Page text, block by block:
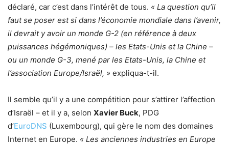
déclaré, car c’est dans l’intérêt de tous. « La question qu’il
faut se poser est si dans l’économie mondiale dans l’avenir,
il devrait y avoir un monde G-2 (en référence à deux
puissances hégémoniques) – les Etats-Unis et la Chine –
ou un monde G-3, mené par les Etats-Unis, la Chine et
l’association Europe/Israël, » expliqua-t-il.
Il semble qu’il y a une compétition pour s’attirer l’affection
d’Israël – et il y a, selon Xavier Buck, PDG
d’EuroDNS (Luxembourg), qui gère le nom des domaines
Internet en Europe. « Les anciennes industries en Europe